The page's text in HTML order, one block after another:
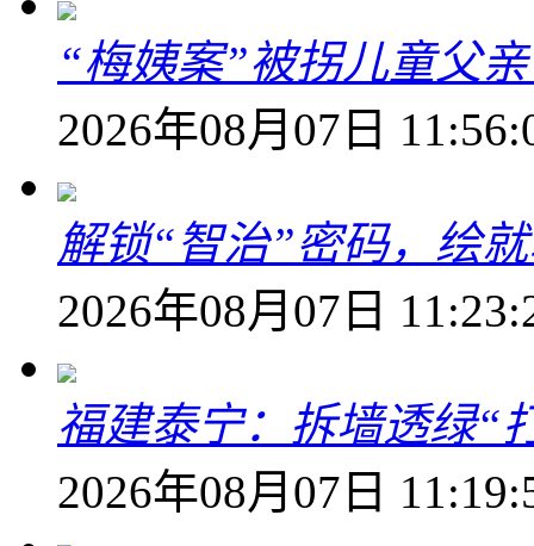
“梅姨案”被拐儿童父
2026年08月07日
解锁“智治”密码，绘
2026年08月07日
福建泰宁：拆墙透绿“
2026年08月07日